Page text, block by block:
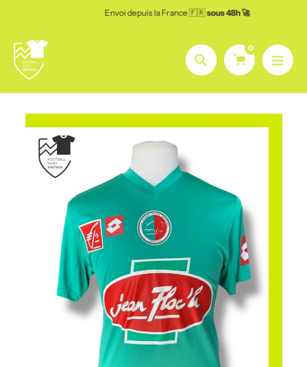
contenu
Envoi depuis la France 🇫🇷sous 48h 🚀
Chercher
0